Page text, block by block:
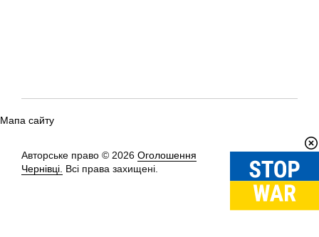
Мапа сайту
Авторське право © 2026 Оголошення
Чернівці. Всі права захищені.
Вгору↑